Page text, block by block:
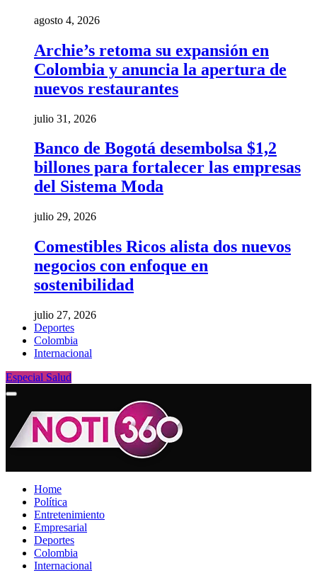
agosto 4, 2026
Archie’s retoma su expansión en
Colombia y anuncia la apertura de
nuevos restaurantes
julio 31, 2026
Banco de Bogotá desembolsa $1,2
billones para fortalecer las empresas
del Sistema Moda
julio 29, 2026
Comestibles Ricos alista dos nuevos
negocios con enfoque en
sostenibilidad
julio 27, 2026
Deportes
Colombia
Internacional
Especial Salud
Home
Política
Entretenimiento
Empresarial
Deportes
Colombia
Internacional